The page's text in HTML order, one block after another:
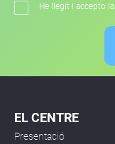
He llegit i accepto la
EL CENTRE
Presentació